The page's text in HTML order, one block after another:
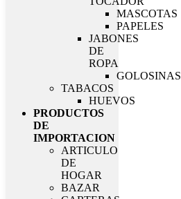
MASCOTAS
PAPELES
JABONES
DE
ROPA
GOLOSINAS
TABACOS
HUEVOS
PRODUCTOS
DE
IMPORTACION
ARTICULO
DE
HOGAR
BAZAR